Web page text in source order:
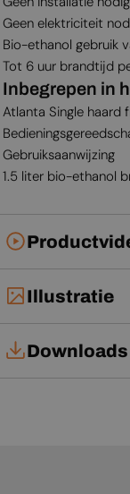
Geen elektriciteit
Bio-ethanol gebruik
Tot 6 uur brandtijd
Inbegrepen in
Atlanta Single haard
Gebruiksaanwijzing
1.5 liter bio-ethanol
Illustratie
Downloads